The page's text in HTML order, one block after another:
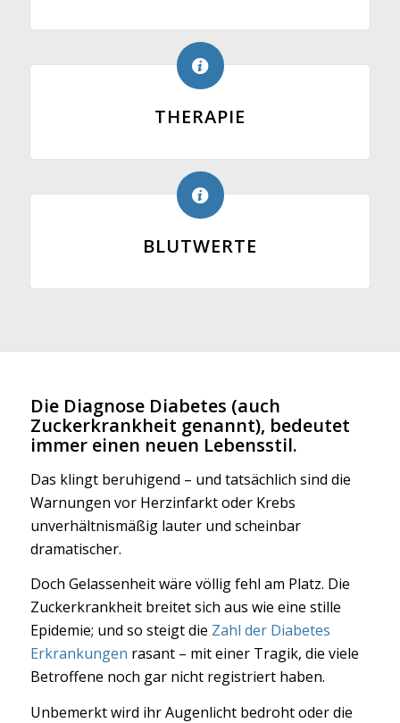
THERAPIE
BLUTWERTE
Die Diagnose Diabetes (auch
Zuckerkrankheit genannt), bedeutet
immer einen neuen Lebensstil.
Das klingt beruhigend – und tatsächlich sind die
Warnungen vor Herzinfarkt oder Krebs
unverhältnismäßig lauter und scheinbar
dramatischer.
Doch Gelassenheit wäre völlig fehl am Platz. Die
Zuckerkrankheit breitet sich aus wie eine stille
Epidemie; und so steigt die Zahl der Diabetes
Erkrankungen rasant – mit einer Tragik, die viele
Betroffene noch gar nicht registriert haben.
Unbemerkt wird ihr Augenlicht bedroht oder die